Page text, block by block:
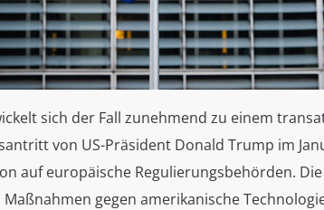
sich der Fall zunehmend zu einem
von US-Präsident Donald Trump im
auf europäische Regulierungsbehörden.
gegen amerikanische